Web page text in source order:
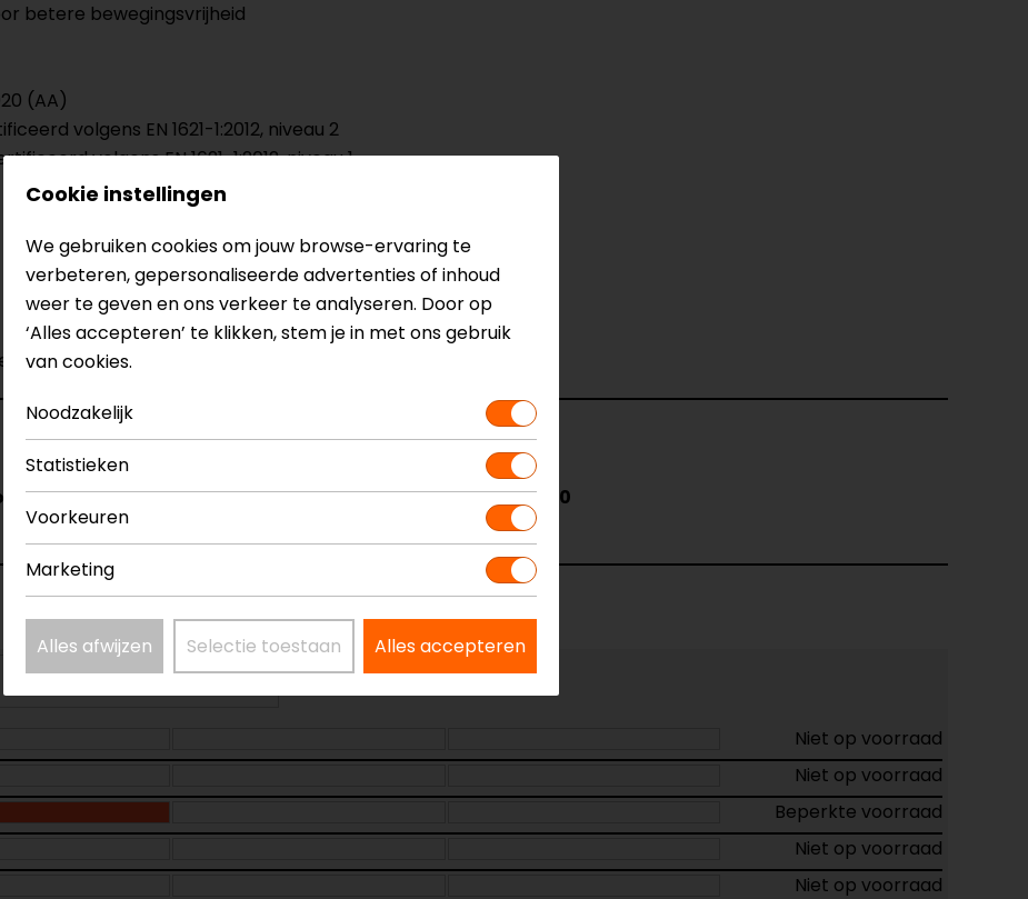
betere bewegingsvrijheid
(AA)
volgens EN 1621-1:2012, niveau 2
volgens EN 1621-1:2012, niveau 1
Model
X65320
Zwart
Niet op voorraad
Niet op voorraad
Beperkte voorraad
Niet op voorraad
Niet op voorraad
Cookie instellingen
We gebruiken cookies om jouw browse-ervaring te
verbeteren, gepersonaliseerde advertenties of inhoud
weer te geven en ons verkeer te analyseren. Door op
‘Alles accepteren’ te klikken, stem je in met ons gebruik
van cookies.
Noodzakelijk
Statistieken
Voorkeuren
Marketing
Alles afwijzen Selectie toestaan Alles accepteren